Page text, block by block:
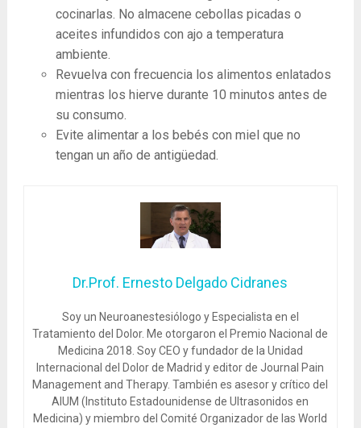
cocinarlas. No almacene cebollas picadas o
aceites infundidos con ajo a temperatura
ambiente.
Revuelva con frecuencia los alimentos enlatados
mientras los hierve durante 10 minutos antes de
su consumo.
Evite alimentar a los bebés con miel que no
tengan un año de antigüedad.
Dr.Prof. Ernesto Delgado Cidranes
Soy un Neuroanestesiólogo y Especialista en el
Tratamiento del Dolor. Me otorgaron el Premio Nacional de
Medicina 2018. Soy CEO y fundador de la Unidad
Internacional del Dolor de Madrid y editor de Journal Pain
Management and Therapy. También es asesor y crítico del
AIUM (Instituto Estadounidense de Ultrasonidos en
Medicina) y miembro del Comité Organizador de las World